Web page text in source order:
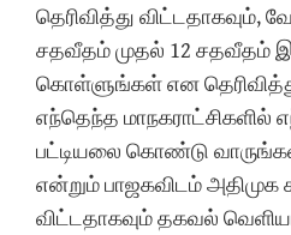
தெரிவித்து விட்டதாகவும்,
சதவீதம் முதல் 12 சதவீதம்
கொள்ளுங்கள் என
எந்தெந்த
பட்டியலை கொண்டு
என்றும் பாஜகவிடம் அதிமுக
விட்டதாகவும் தகவல்